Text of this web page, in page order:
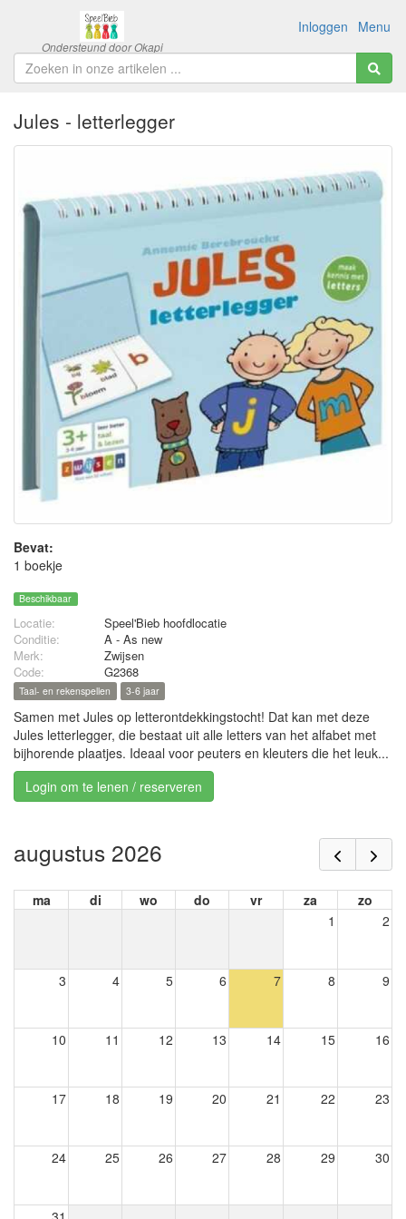
Menu
Inloggen
Jules - letterlegger
Bevat:
1 boekje
Beschikbaar
Locatie:
Speel'Bieb hoofdlocatie
Conditie:
A - As new
Merk:
Zwijsen
Code:
G2368
Taal- en rekenspellen 3-6 jaar
Samen met Jules op letterontdekkingstocht! Dat kan met deze
Jules letterlegger, die bestaat uit alle letters van het alfabet met
bijhorende plaatjes. Ideaal voor peuters en kleuters die het leuk...
Login om te lenen / reserveren
augustus 2026
ma di wo do vr za
zo
1
2
3 4 5 6 7 8 9
10 11 12 13 14 15 16
17 18 19 20 21 22 23
24 25 26 27 28 29 30